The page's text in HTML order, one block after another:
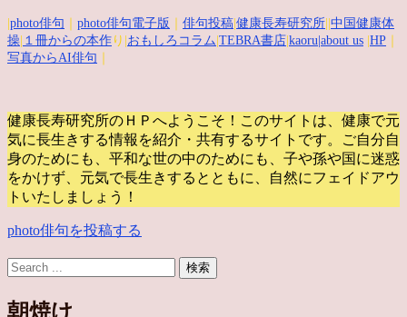
photo俳句 photo俳句電子版 俳句投稿 健康長寿研究所 中国健康体
操 １冊からの本作 り| おもしろコラム TEBRA書店 kaoru |about us HP
写真からAI俳句
健康長寿研究所のＨＰへようこそ！このサイトは、健康で元
気に長生きする情報を紹介・共有するサイトです。
ご自分自
身のためにも、平和な世の中のためにも、子や孫や国に迷惑
をかけず、元気で長生きするとともに、自然にフェイドアウ
トいたしましょう！
photo俳句を投稿する
朝焼け